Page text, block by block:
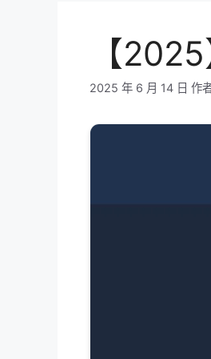
【
2025 年 6 月 14 日 作